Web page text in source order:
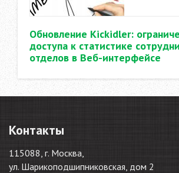
Обновление Kickidler:
доступа к статистике
отделов в Веб-интерфейсе
Контакты
115088, г. Москва,
ул. Шарикоподшипниковская, дом 2